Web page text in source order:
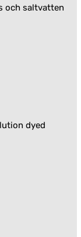
och saltvatten
dyed